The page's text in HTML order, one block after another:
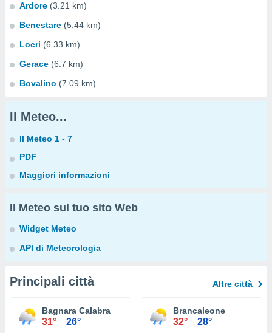
Ardore (3.21 km)
Benestare (5.44 km)
Locri (6.33 km)
Gerace (6.7 km)
Bovalino (7.09 km)
Il Meteo...
Il Meteo 1 - 7
PDF
Maggiori informazioni
Il Meteo sul tuo sito Web
Widget Meteo
API di Meteorologia
Principali città Altre città
Bagnara Calabra
31° 26°
Brancaleone
32° 28°